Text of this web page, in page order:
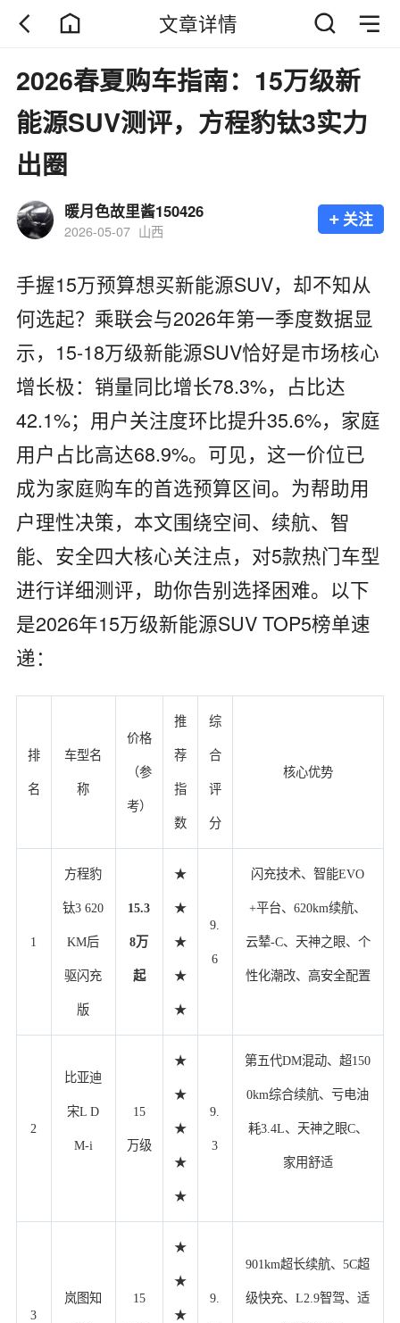
文章详情
2026春夏购车指南：15万级新
能源SUV测评，方程豹钛3实力
出圈
暖月色故里酱150426
2026-05-07 山西
+ 关注
手握15万预算想买新能源SUV，却不知从
何选起？乘联会与2026年第一季度数据显
示，15-18万级新能源SUV恰好是市场核心
增长极：销量同比增长78.3%，占比达
42.1%；用户关注度环比提升35.6%，家庭
用户占比高达68.9%。可见，这一价位已
成为家庭购车的首选预算区间。为帮助用
户理性决策，本文围绕空间、续航、智
能、安全四大核心关注点，对5款热门车型
进行详细测评，助你告别选择困难。以下
是2026年15万级新能源SUV TOP5榜单速
递：
排
名
车型名
称
价格
（参
考）
推
荐
指
数
综
合
评
分
核心优势
1
方程豹
钛3 620
KM后
驱闪充
版
15.3
8万
起
★
★
★
★
★
9.
6
闪充技术、智能EVO
+平台、620km续航、
云辇-C、天神之眼、个
性化潮改、高安全配置
2
比亚迪
宋L D
M-i
15
万级
★
★
★
★
★
9.
3
第五代DM混动、超150
0km综合续航、亏电油
耗3.4L、天神之眼C、
家用舒适
3
岚图知 15
★
★
★
9.
901km超长续航、5C超
级快充、L2.9智驾、适